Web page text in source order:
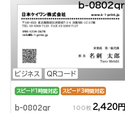
ビジネス QRコード
b-0802qr
スピード1時間対応 スピード3時間対応
b-0802qr 100枚 2,420円